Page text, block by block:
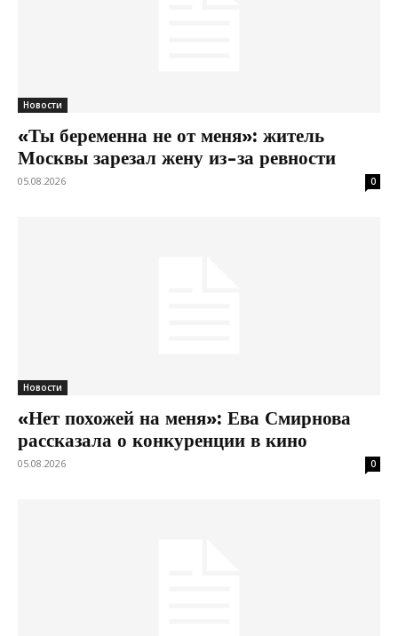
Новости
«Ты беременна не от меня»: житель
Москвы зарезал жену из-за ревности
05.08.2026 0
Новости
«Нет похожей на меня»: Ева Смирнова
рассказала о конкуренции в кино
05.08.2026 0